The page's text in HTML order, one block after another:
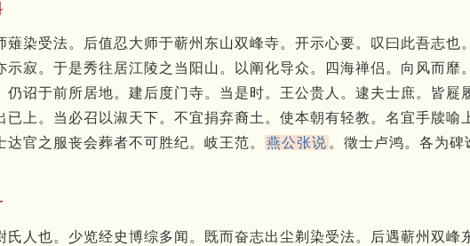
薙染受法。 后值忍大师于蕲州东山双峰寺。 开示心要。 叹曰此吾志也。
示寂。 于是秀往居江陵之当阳山。 以阐化导众。 四海禅侣。 向风而靡。
仍诏于前所居地。 建后度门寺。 当是时。 王公贵人。 逮夫士庶。 皆屣
已上。 当必召以淑天下。 不宜捐弃裔土。 使本朝有轻教。 名宜手牍喻
达官之服丧会葬者不可胜纪。 岐王范。 燕公张说 。 徵士卢鸿。 各为碑
氏人也。 少览经史博综多闻。 既而奋志出尘剃染受法。 后遇蕲州双峰